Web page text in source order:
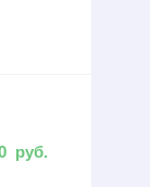
руб.